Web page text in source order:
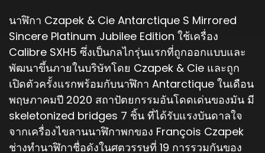
นาฬิกา Czapek & Cie Antarctique S Mirrored
Sincere Platinum Jubilee Edition ใช้เครื่อง
Calibre SXH5 ซึ่งเป็นกลไกรุ่นแรกที่ถูกออกแบบและ
พัฒนาขึ้นภายในบริษัทโดย Czapek & Cie และถูก
เปิดตัวครั้งแรกพร้อมกับนาฬิกา Antarctique ในเดือน
พฤษภาคมปี 2020 สถาปัตยกรรมอันโดดเด่นของมัน มี
skeletonized bridges 7 ชิ้น ที่ได้รับแรงบันดาลใจ
จากเครื่องไขลานนาฬิกาพกของ François Czapek
ช่างทำนาฬิกาชื่อดังในศตวรรษที่ 19 การรวมกันของ